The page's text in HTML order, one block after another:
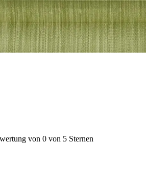
von 0 von 5 Sternen